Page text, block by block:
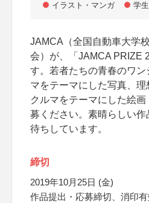
イラスト・マンガ
学
JAMCA（全国自動車大学
会）が、「JAMCA PRIZE
す。若者たちの青春のワ
マをテーマにした写真、
クルマをテーマにした絵
募ください。素晴らしい
待ちしています。
締切
2019年10月25日 (金)
作品提出・応募締切、消印有